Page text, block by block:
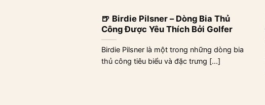
🍺 Birdie Pilsner – Dòng Bia Thủ
Công Được Yêu Thích Bởi Golfer
Birdie Pilsner là một trong những dòng bia
thủ công tiêu biểu và đặc trưng [...]